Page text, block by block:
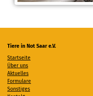
Tiere in Not Saar e.V.
Startseite
Über uns
Aktuelles
Formulare
Sonstiges